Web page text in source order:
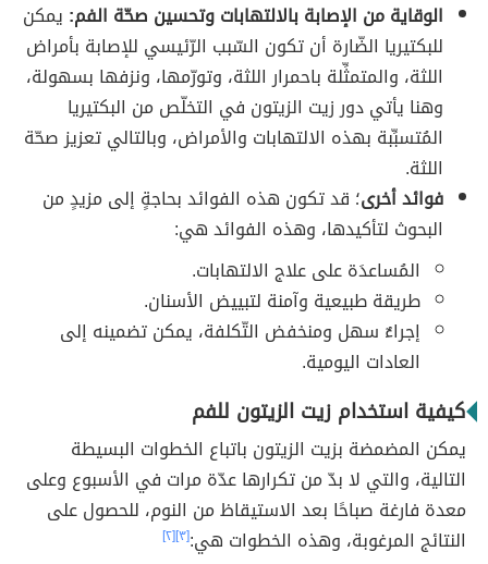
الوقاية من الإصابة بالالتهابات وتحسين صحّة الفم: يمكن
للبكتيريا الضّارة أن تكون السّبب الرّئيسي للإصابة بأمراض
اللثة، والمتمثِّلة باحمرار اللثة، وتورّمها، ونزفها بسهولة،
وهنا يأتي دور زيت الزيتون في التخلّص من البكتيريا
المُتسبِّبة بهذه الالتهابات والأمراض، وبالتالي تعزيز صحّة
اللثة.
فوائد أخرى؛ قد تكون هذه الفوائد بحاجةٍ إلى مزيدٍ من
البحوث لتأكيدها، وهذه الفوائد هي:
المُساعدَة على علاج الالتهابات.
طريقة طبيعية وآمنة لتبييض الأسنان.
إجراءٌ سهل ومنخفض التّكلفة، يمكن تضمينه إلى
العادات اليومية.
كيفية استخدام زيت الزيتون للفم
يمكن المضمضة بزيت الزيتون باتباع الخطوات البسيطة
التالية، والتي لا بدّ من تكرارها عدّة مرات في الأسبوع وعلى
معدة فارغة صباحًا بعد الاستيقاظ من النوم، للحصول على
النتائج المرغوبة، وهذه الخطوات هي:[٣] [٢]